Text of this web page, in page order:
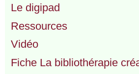
Le digipad
Ressources
Vidéo
Fiche La bibliothérapie